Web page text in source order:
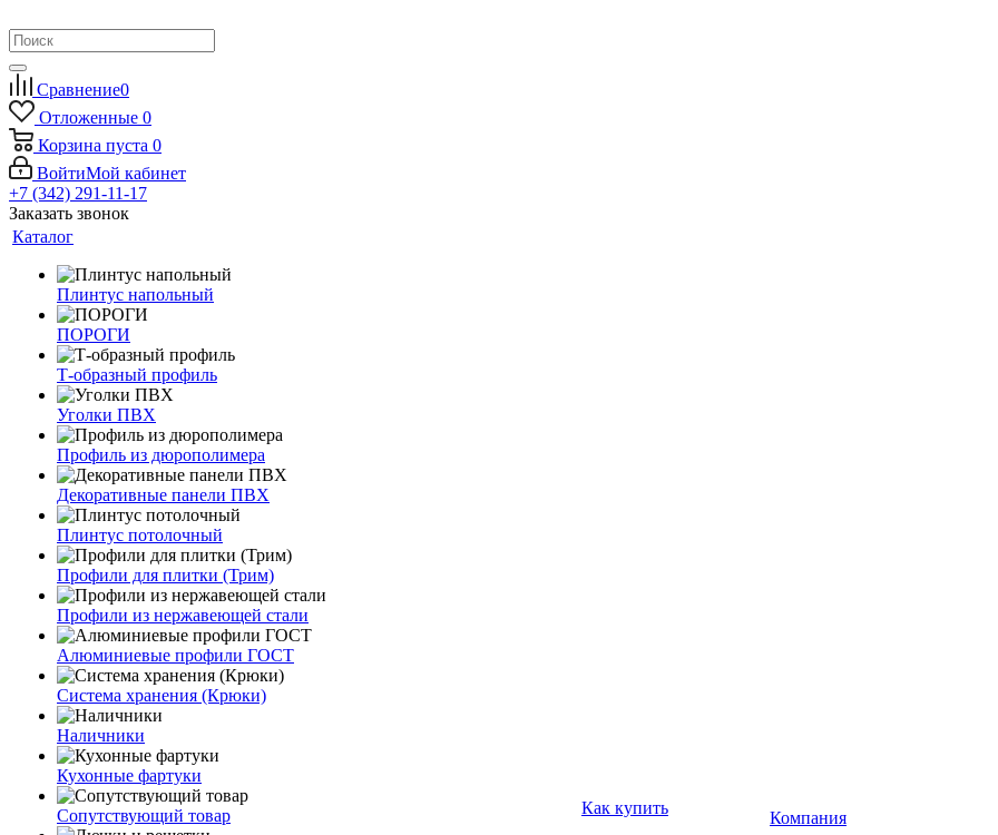
Сравнение0
Отложенные 0
Корзина пуста 0
ВойтиМой кабинет
+7 (342) 291-11-17
Заказать звонок
Каталог
Плинтус напольный
ПОРОГИ
Т-образный профиль
Уголки ПВХ
Профиль из дюрополимера
Декоративные панели ПВХ
Плинтус потолочный
Профили для плитки (Трим)
Профили из нержавеющей стали
Алюминиевые профили ГОСТ
Система хранения (Крюки)
Наличники
Кухонные фартуки
Сопутствующий товар
Как купить
Компания